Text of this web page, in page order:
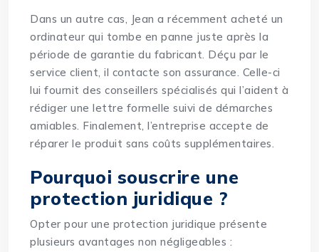
Dans un autre cas, Jean a récemment acheté un
ordinateur qui tombe en panne juste après la
période de garantie du fabricant. Déçu par le
service client, il contacte son assurance. Celle-ci
lui fournit des conseillers spécialisés qui l’aident à
rédiger une lettre formelle suivi de démarches
amiables. Finalement, l’entreprise accepte de
réparer le produit sans coûts supplémentaires.
Pourquoi souscrire une
protection juridique ?
Opter pour une protection juridique présente
plusieurs avantages non négligeables :